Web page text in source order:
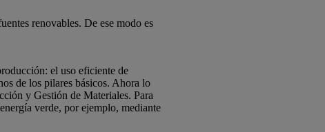
renovables. De ese modo es
el uso eficiente de
de los pilares básicos. Ahora lo
y Gestión de Materiales. Para
verde, por ejemplo, mediante